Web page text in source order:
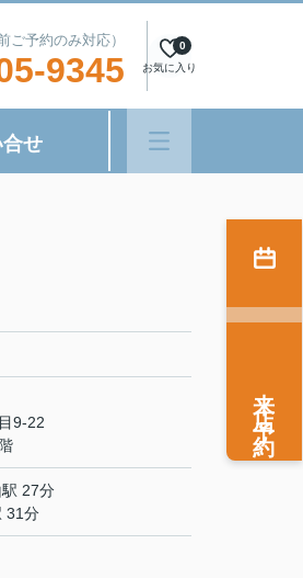
予約のみ対応）
9345 お気に入り
0
せ
9-22
27分
31分
来店予約